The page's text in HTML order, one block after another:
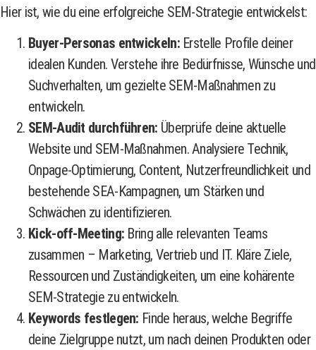
Hier ist, wie du eine erfolgreiche SEM-Strategie entwickelst:
Buyer-Personas entwickeln:Erstelle Profile deiner
idealen Kunden. Verstehe ihre Bedürfnisse, Wünsche und
Suchverhalten, um gezielte SEM-Maßnahmen zu
entwickeln.
SEM-Audit durchführen: Überprüfe deine aktuelle
Website und SEM-Maßnahmen. Analysiere Technik,
Onpage-Optimierung, Content, Nutzerfreundlichkeit und
bestehende SEA-Kampagnen, um Stärken und
Schwächen zu identifizieren.
Kick-off-Meeting: Bring alle relevanten Teams
zusammen – Marketing, Vertrieb und IT. Kläre Ziele,
Ressourcen und Zuständigkeiten, um eine kohärente
SEM-Strategie zu entwickeln.
Keywords festlegen: Finde heraus, welche Begriffe
deine Zielgruppe nutzt, um nach deinen Produkten oder